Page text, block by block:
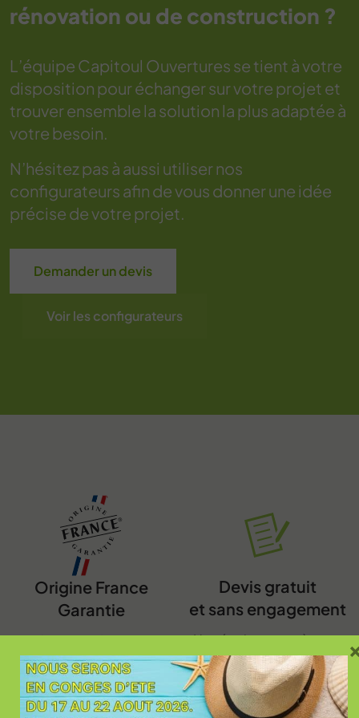
rénovation ou de construction ?
L’équipe Capitoul Ouvertures se tient à votre
disposition pour échanger sur votre projet et
trouver ensemble la solution la plus adaptée à
votre besoin.
N’hésitez pas à aussi utiliser nos
configurateurs afin de vous donner une idée
précise de votre projet.
Demander un devis
Voir les configurateurs
Origine France
Garantie
Fabrication française,
matériaux de grande
qualité
Devis gratuit
et sans engagement
Nos équipes sont à votre
disposition pour échanger
sur votre projet